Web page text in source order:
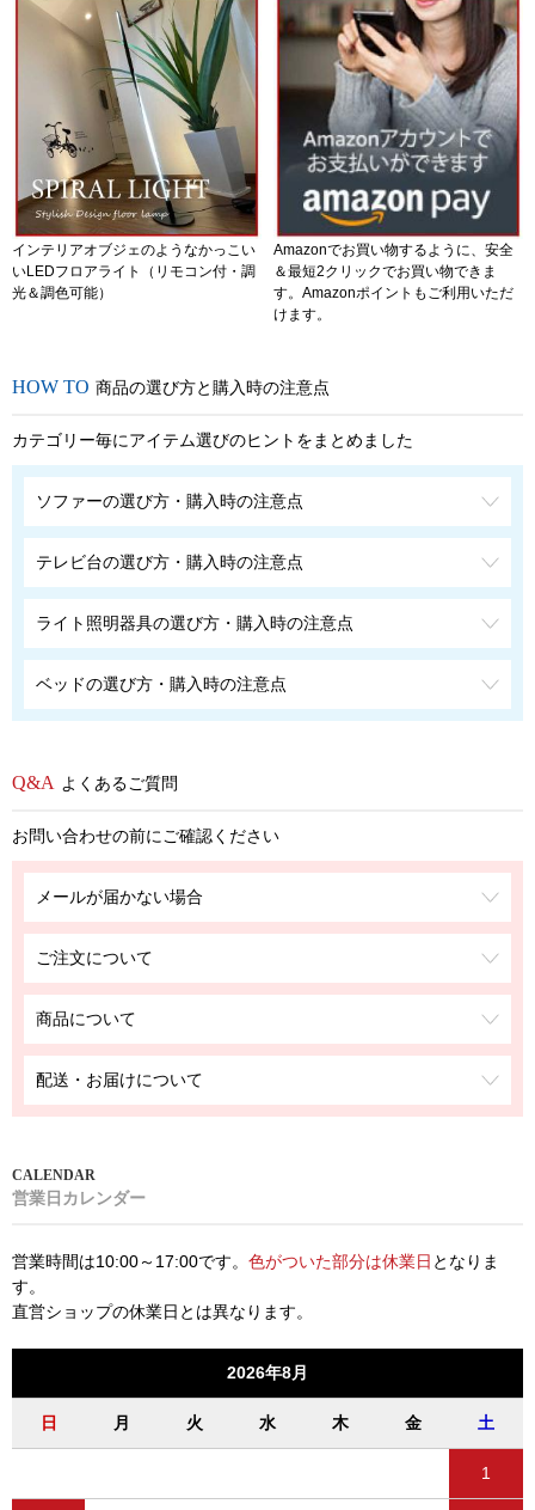
インテリアオブジェのようなかっこい
いLEDフロアライト（リモコン付・調
光＆調色可能）
Amazonでお買い物するように、安全
＆最短2クリックでお買い物できま
す。Amazonポイントもご利用いただ
けます。
商品の選び方と購入時の注意点
カテゴリー毎にアイテム選びのヒントをまとめました
ソファーの選び方・購入時の注意点
テレビ台の選び方・購入時の注意点
ライト照明器具の選び方・購入時の注意点
ベッドの選び方・購入時の注意点
よくあるご質問
お問い合わせの前にご確認ください
メールが届かない場合
ご注文について
商品について
配送・お届けについて
営業日カレンダー
営業時間は10:00～17:00です。 色がついた部分は休業日 となりま
す。
直営ショップの休業日とは異なります。
2026年8月
日 月 火 水 木 金 土
1